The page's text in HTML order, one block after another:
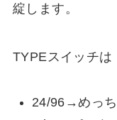
綻します。
TYPEスイッチは
24/96→めっち